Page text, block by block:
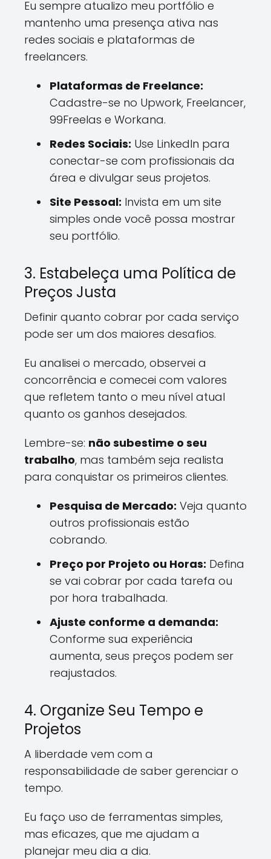
Eu sempre atualizo meu portfólio e
mantenho uma presença ativa nas
redes sociais e plataformas de
freelancers.
Plataformas de Freelance:
Cadastre-se no Upwork, Freelancer,
99Freelas e Workana.
Redes Sociais: Use LinkedIn para
conectar-se com profissionais da
área e divulgar seus projetos.
Site Pessoal: Invista em um site
simples onde você possa mostrar
seu portfólio.
3. Estabeleça uma Política de
Preços Justa
Definir quanto cobrar por cada serviço
pode ser um dos maiores desafios.
Eu analisei o mercado, observei a
concorrência e comecei com valores
que refletem tanto o meu nível atual
quanto os ganhos desejados.
Lembre-se: não subestime o seu
trabalho, mas também seja realista
para conquistar os primeiros clientes.
Pesquisa de Mercado: Veja quanto
outros profissionais estão
cobrando.
Preço por Projeto ou Horas: Defina
se vai cobrar por cada tarefa ou
por hora trabalhada.
Ajuste conforme a demanda:
Conforme sua experiência
aumenta, seus preços podem ser
reajustados.
4. Organize Seu Tempo e
Projetos
A liberdade vem com a
responsabilidade de saber gerenciar o
tempo.
Eu faço uso de ferramentas simples,
mas eficazes, que me ajudam a
planejar meu dia a dia.